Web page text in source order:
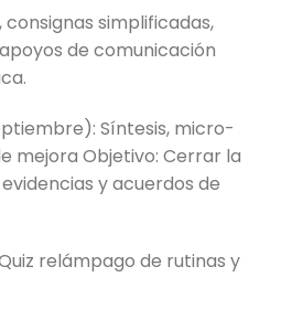
consignas simplificadas,
de comunicación
Síntesis, micro-
mejora Objetivo: Cerrar la
y acuerdos de
relámpago de rutinas y